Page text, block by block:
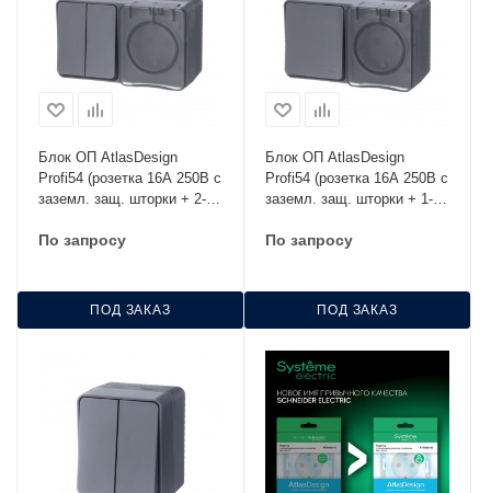
Блок ОП AtlasDesign
Profi54 (розетка 16А 250В с
заземл. защ. шторки + 2-
антрацит SE ATN544074
По запросу
ПОД ЗАКАЗ
Блок ОП AtlasDesign
Profi54 (розетка 16А 250В с
заземл. защ. шторки + 1-
антрацит SE ATN544070
По запросу
ПОД ЗАКАЗ